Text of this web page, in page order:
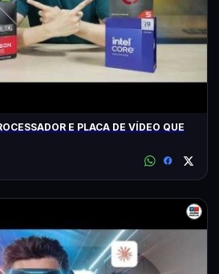
E PLACA DE VÍDEO QUE